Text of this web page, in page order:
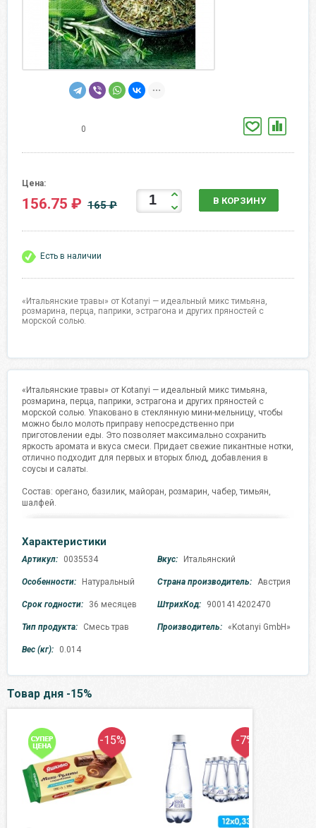
0
Цена:
156.75 ₽ 165 ₽ В КОРЗИНУ
Есть в наличии
«Итальянские травы» от Kotanyi — идеальный микс тимьяна,
розмарина, перца, паприки, эстрагона и других пряностей с
морской солью.
«Итальянские травы» от Kotanyi — идеальный микс тимьяна,
розмарина, перца, паприки, эстрагона и других пряностей с
морской солью. Упаковано в стеклянную мини-мельницу, чтобы
можно было молоть приправу непосредственно при
приготовлении еды. Это позволяет максимально сохранить
яркость аромата и вкуса смеси. Придает свежие пикантные нотки,
отлично подходит для первых и вторых блюд, добавления в
соусы и салаты.
Состав: орегано, базилик, майоран, розмарин, чабер, тимьян,
шалфей.
Характеристики
Артикул: 0035534 Вкус: Итальянский
Особенности: Натуральный Страна производитель: Австрия
Срок годности: 36 месяцев ШтрихКод: 9001414202470
Тип продукта: Смесь трав Производитель: «Kotanyi GmbH»
Вес (кг): 0.014
Товар дня -15%
-15% -7%